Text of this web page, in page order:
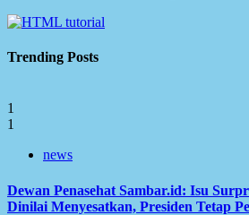
Trending Posts
1
1
news
Dewan Penasehat Sambar.id: Isu
Dinilai Menyesatkan, Presiden Tetap